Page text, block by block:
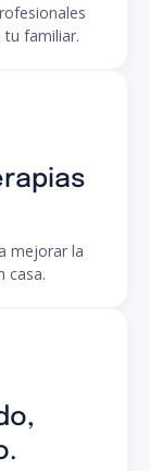
familiar.
mejorar la
casa.